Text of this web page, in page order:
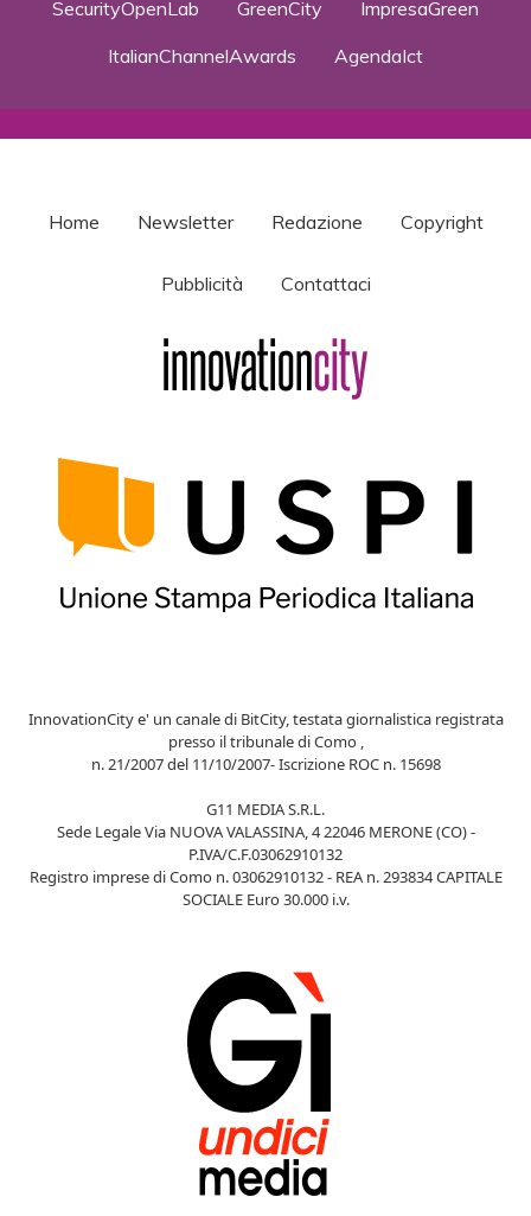
SecurityOpenLab
GreenCity
ImpresaGreen
ItalianChannelAwards
AgendaIct
Home Newsletter Redazione Copyright
Pubblicità Contattaci
InnovationCity e' un canale di BitCity, testata giornalistica registrata
presso il tribunale di Como ,
n. 21/2007 del 11/10/2007- Iscrizione ROC n. 15698
G11 MEDIA S.R.L.
Sede Legale Via NUOVA VALASSINA, 4 22046 MERONE (CO) -
P.IVA/C.F.03062910132
Registro imprese di Como n. 03062910132 - REA n. 293834 CAPITALE
SOCIALE Euro 30.000 i.v.